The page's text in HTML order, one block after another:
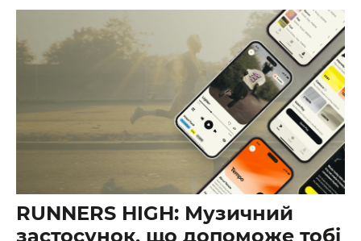
RUNNERS HIGH: Музичний
застосунок, що допоможе тобі